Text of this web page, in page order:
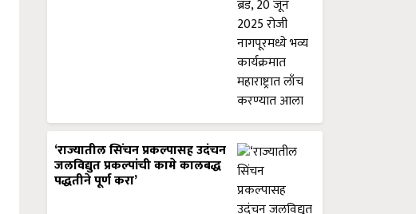
‘राज्यातील सिंचन प्रकल्पासह उदंचन
जलविद्युत प्रकल्पांची कामे कालबद्ध
पद्धतीने पूर्ण करा’